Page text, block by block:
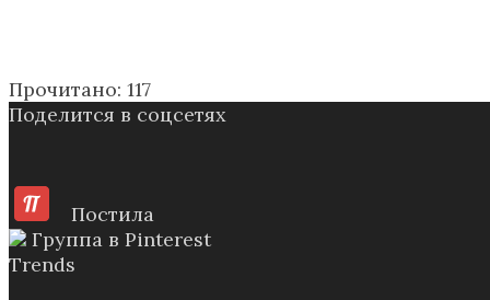
Прочитано: 117
Поделится в соцсетях
Постила
Группа в Pinterest
Trends